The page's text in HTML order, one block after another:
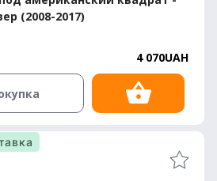
(2008-2017)
4 070UAH